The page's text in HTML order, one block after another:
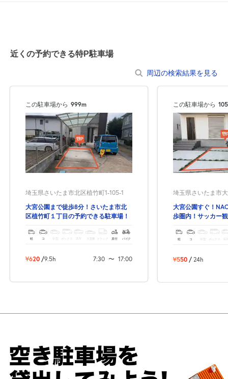
近くの予約できる特P駐車場
周辺の検索結果を見る
この駐車場から 999m
埼玉県さいたま市北区植竹町1-105-1
大宮公園まで徒歩8分！さいたま市北
区植竹町１丁目の予約できる駐車場！
軽 コ ボックス SUV トラック 原付 バイク
¥620 /9.5h 7:30 〜 17:00
この駐車場から
埼玉県さいたま市
大宮公園すぐ！
歩圏内！サッカー
軽 コ 中型 ボックス
¥550 / 24h